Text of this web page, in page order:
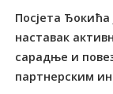
Посјета
наставак
сарадње и
партнерским